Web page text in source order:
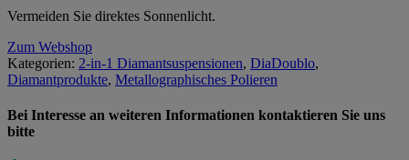
Vermeiden Sie direktes Sonnenlicht.
Zum Webshop
Kategorien: 2-in-1 Diamantsuspensionen, DiaDoublo,
Diamantprodukte, Metallographisches Polieren
Bei Interesse an weiteren Informationen kontaktieren Sie uns
bitte